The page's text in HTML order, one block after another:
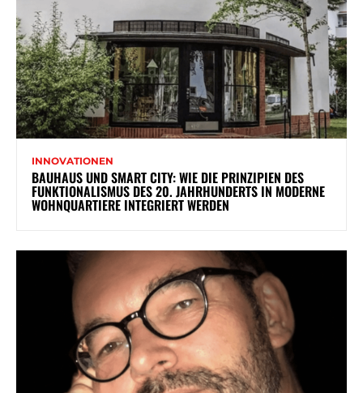
INNOVATIONEN
BAUHAUS UND SMART CITY: WIE DIE PRINZIPIEN DES
FUNKTIONALISMUS DES 20. JAHRHUNDERTS IN MODERNE
WOHNQUARTIERE INTEGRIERT WERDEN